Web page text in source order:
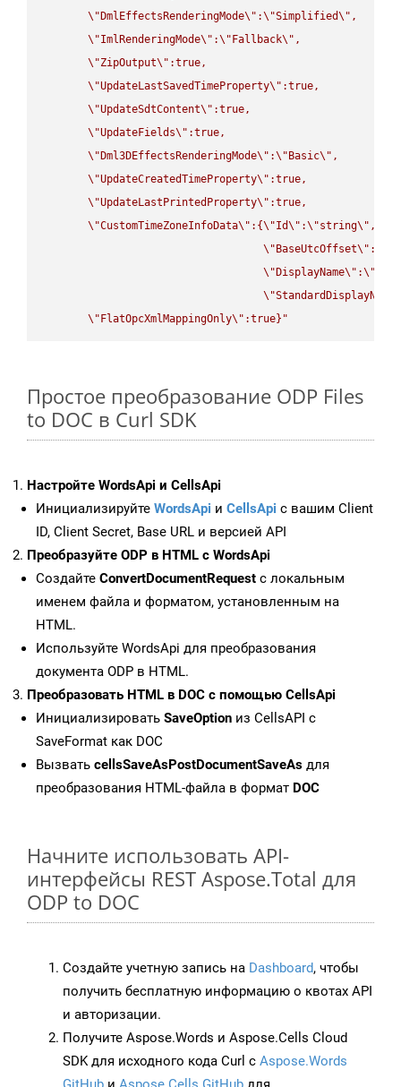
\" DmlEffectsRenderingMode\" :\"Simplified\" ,
\"ImlRenderingMode\" :\" Fallback\" ,
\"ZipOutput\" :true,
\"UpdateLastSavedTimeProperty\" :true,
\"UpdateSdtContent\" :true,
\"UpdateFields\" :true,
\" Dml3DEffectsRenderingMode\" :\" Basic\" ,
\"UpdateCreatedTimeProperty\" :true,
\"UpdateLastPrintedProperty\" :true,
\"CustomTimeZoneInfoData\" :{\"Id\" :\"string\" ,
\" BaseUtcOffset\" :
\" DisplayName\" :\"
\"StandardDisplayName
\" FlatOpcXmlMappingOnly\" :true}"
Простое преобразование ODP Files
to DOC в Curl SDK
Настройте WordsApi и CellsApi
Инициализируйте WordsApi и CellsApi с вашим Client
ID, Client Secret, Base URL и версией API
Преобразуйте ODP в HTML с WordsApi
Создайте ConvertDocumentRequest с локальным
именем файла и форматом, установленным на
HTML.
Используйте WordsApi для преобразования
документа ODP в HTML.
Преобразовать HTML в DOC с помощью CellsApi
Инициализировать SaveOption из CellsAPI с
SaveFormat как DOC
Вызвать cellsSaveAsPostDocumentSaveAs для
преобразования HTML-файла в формат DOC
Начните использовать API-
интерфейсы REST Aspose.Total для
ODP to DOC
Создайте учетную запись на Dashboard, чтобы
получить бесплатную информацию о квотах API
и авторизации.
Получите Aspose.Words и Aspose.Cells Cloud
SDK для исходного кода Curl с Aspose.Words